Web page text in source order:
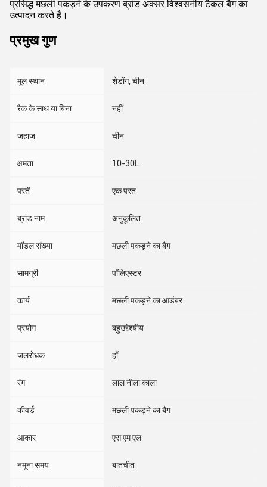
प्रसिद्ध मछली पकड़ने के उपकरण ब्रांड अक्सर विश्वसनीय टैकल बैग का
उत्पादन करते हैं।
प्रमुख गुण
मूल स्थान शेडोंग, चीन
रैक के साथ या बिना नहीं
जहाज़ चीन
क्षमता 10-30L
परतें एक परत
ब्रांड नाम अनुकूलित
मॉडल संख्या मछली पकड़ने का बैग
सामग्री पॉलिएस्टर
कार्य मछली पकड़ने का आडंबर
प्रयोग बहुउद्देश्यीय
जलरोधक हाँ
रंग लाल नीला काला
कीवर्ड मछली पकड़ने का बैग
आकार एस एम एल
नमूना समय बातचीत